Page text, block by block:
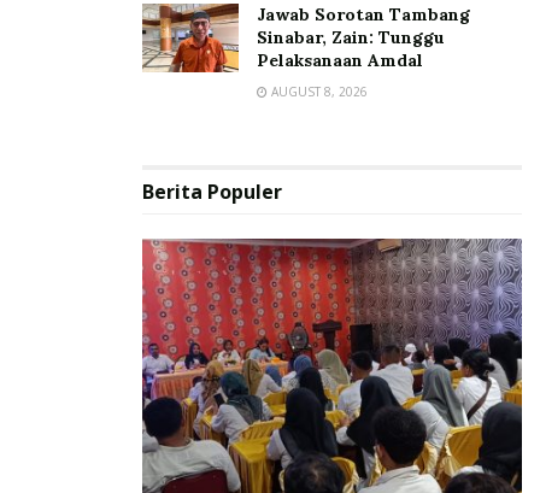
Jawab Sorotan Tambang
Sinabar, Zain: Tunggu
Pelaksanaan Amdal
AUGUST 8, 2026
Berita Populer